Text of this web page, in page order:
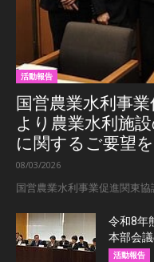
活動報告
国営農業水利事
より農業水利施
に関するご要望
08/03/2026
国営農業水利事業促進関東
令和8年
本部会
活動報告